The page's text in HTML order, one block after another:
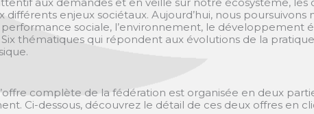
aux demandes et en veille sur notre écosystème,
différents enjeux sociétaux. Aujourd’hui, nous
performance sociale, l’environnement, le développement
thématiques qui répondent aux évolutions de la
complète de la fédération est organisée en deux
Ci-dessous, découvrez le détail de ces deux offres en